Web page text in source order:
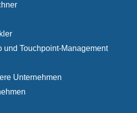
und Touchpoint-Management
Unternehmen